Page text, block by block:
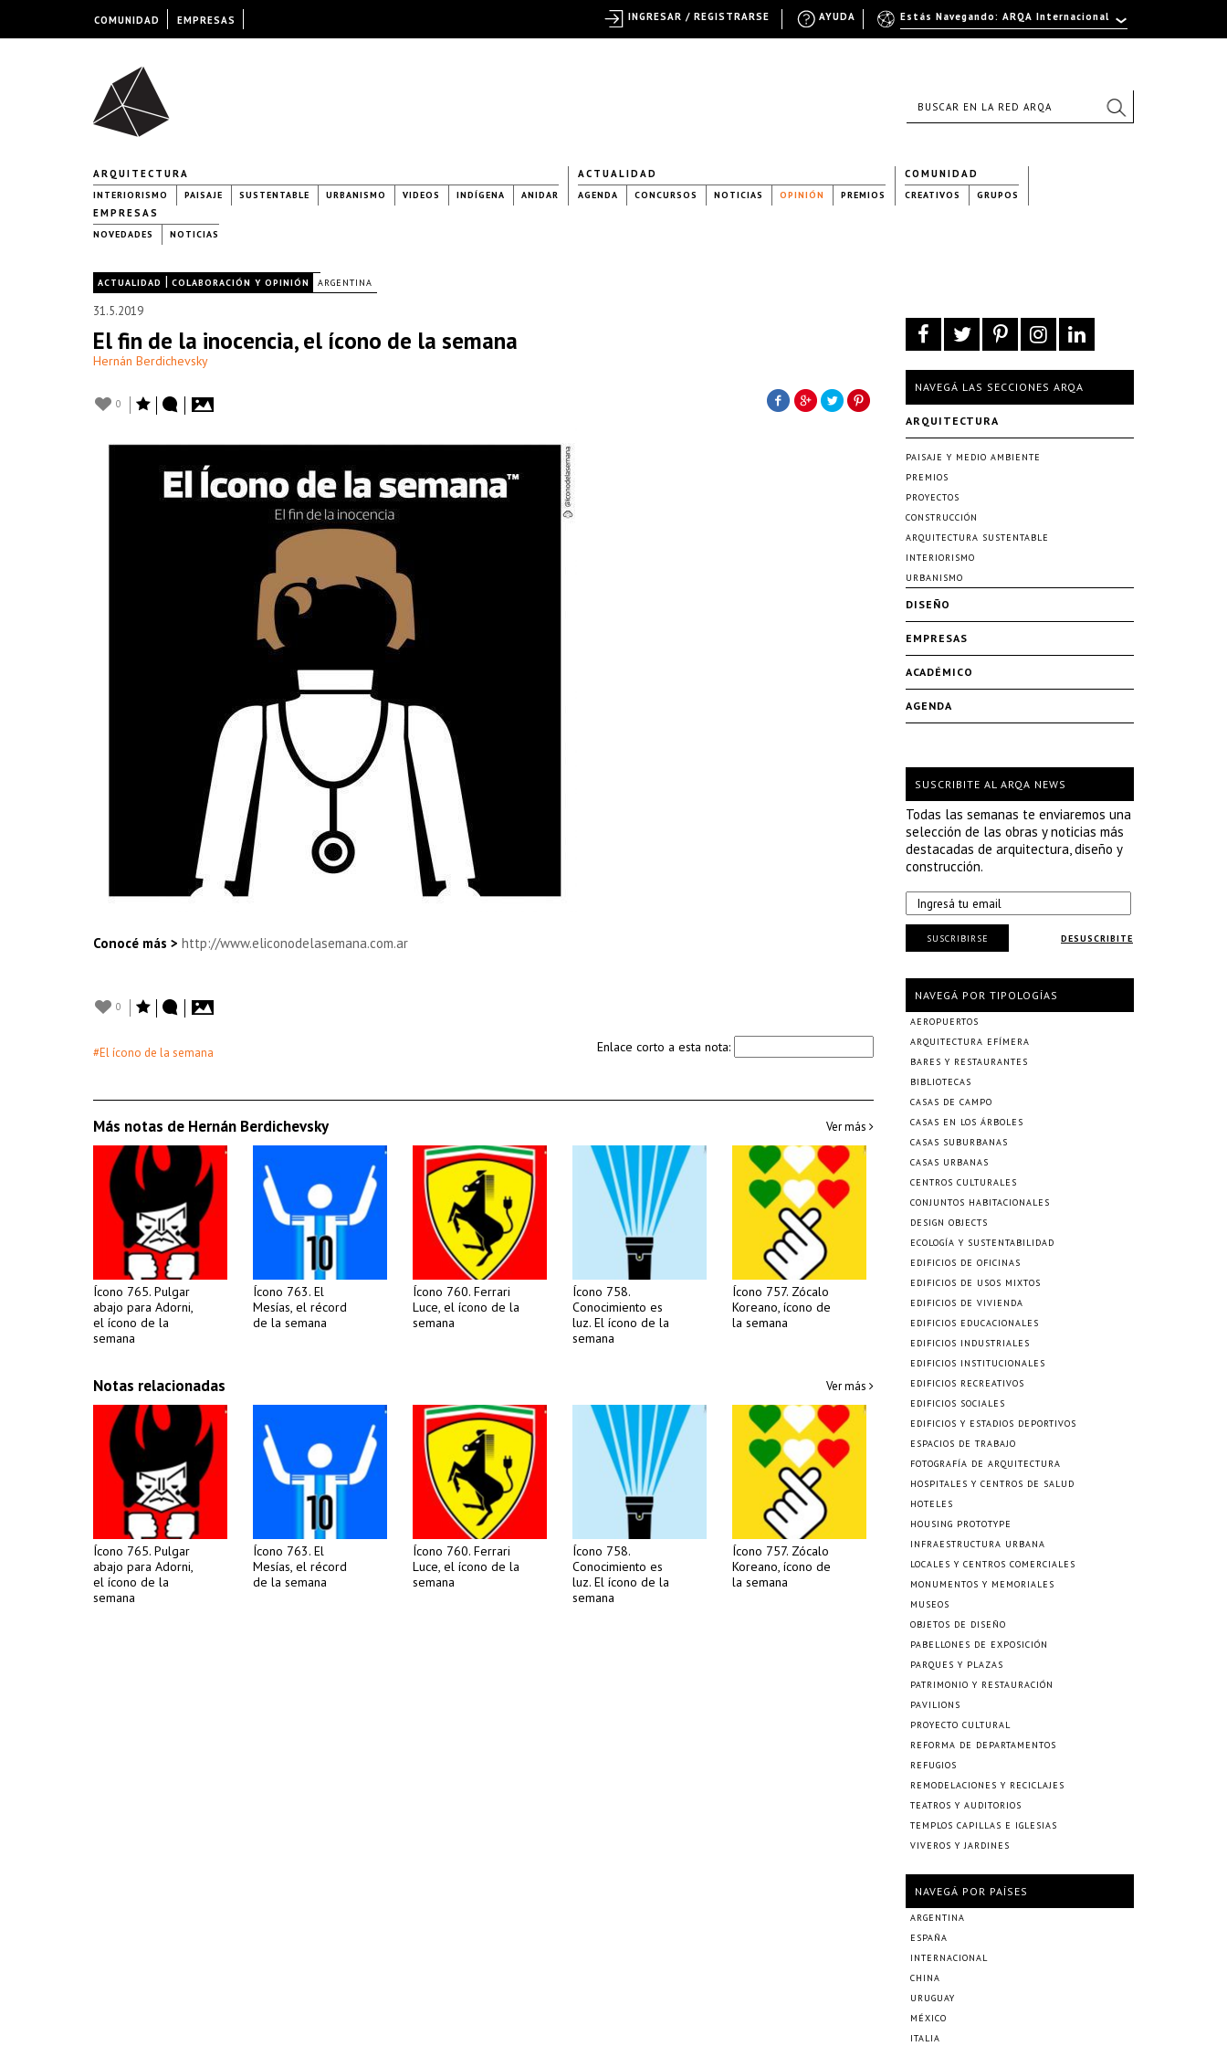
ARQUITECTURA
INTERIORISMO PAISAJE SUSTENTABLE URBANISMO VIDEOS INDÍGENA ANIDAR
ACTUALIDAD
AGENDA CONCURSOS NOTICIAS OPINIÓN PREMIOS
COMUNIDAD
CREATIVOS GRUPOS
EMPRESAS
NOVEDADES NOTICIAS
ACTUALIDAD | COLABORACIÓN Y OPINIÓN ARGENTINA
31.5.2019
El fin de la inocencia, el ícono de la semana
Hernán Berdichevsky
0
Conocé más > http://www.eliconodelasemana.com.ar
0
#El ícono de la semana Enlace corto a esta nota:
Más notas de Hernán Berdichevsky Ver más
Ícono 765. Pulgar
abajo para Adorni,
el ícono de la
semana
Ícono 763. El
Mesías, el récord
de la semana
Ícono 760. Ferrari
Luce, el ícono de la
semana
Ícono 758.
Conocimiento es
luz. El ícono de la
semana
Ícono 757. Zócalo
Koreano, ícono de
la semana
Notas relacionadas Ver más
Ícono 765. Pulgar
abajo para Adorni,
el ícono de la
semana
Ícono 763. El
Mesías, el récord
de la semana
Ícono 760. Ferrari
Luce, el ícono de la
semana
Ícono 758.
Conocimiento es
luz. El ícono de la
semana
Ícono 757. Zócalo
Koreano, ícono de
la semana
NAVEGÁ LAS SECCIONES ARQA
ARQUITECTURA
PAISAJE Y MEDIO AMBIENTE
PREMIOS
PROYECTOS
CONSTRUCCIÓN
ARQUITECTURA SUSTENTABLE
INTERIORISMO
URBANISMO
DISEÑO
EMPRESAS
ACADÉMICO
AGENDA
SUSCRIBITE AL ARQA NEWS
Todas las semanas te enviaremos una
selección de las obras y noticias más
destacadas de arquitectura, diseño y
construcción.
DESUSCRIBITE
SUSCRIBIRSE
NAVEGÁ POR TIPOLOGÍAS
AEROPUERTOS
ARQUITECTURA EFÍMERA
BARES Y RESTAURANTES
BIBLIOTECAS
CASAS DE CAMPO
CASAS EN LOS ÁRBOLES
CASAS SUBURBANAS
CASAS URBANAS
CENTROS CULTURALES
CONJUNTOS HABITACIONALES
DESIGN OBJECTS
ECOLOGÍA Y SUSTENTABILIDAD
EDIFICIOS DE OFICINAS
EDIFICIOS DE USOS MIXTOS
EDIFICIOS DE VIVIENDA
EDIFICIOS EDUCACIONALES
EDIFICIOS INDUSTRIALES
EDIFICIOS INSTITUCIONALES
EDIFICIOS RECREATIVOS
EDIFICIOS SOCIALES
EDIFICIOS Y ESTADIOS DEPORTIVOS
ESPACIOS DE TRABAJO
FOTOGRAFÍA DE ARQUITECTURA
HOSPITALES Y CENTROS DE SALUD
HOTELES
HOUSING PROTOTYPE
INFRAESTRUCTURA URBANA
LOCALES Y CENTROS COMERCIALES
MONUMENTOS Y MEMORIALES
MUSEOS
OBJETOS DE DISEÑO
PABELLONES DE EXPOSICIÓN
PARQUES Y PLAZAS
PATRIMONIO Y RESTAURACIÓN
PAVILIONS
PROYECTO CULTURAL
REFORMA DE DEPARTAMENTOS
REFUGIOS
REMODELACIONES Y RECICLAJES
TEATROS Y AUDITORIOS
TEMPLOS CAPILLAS E IGLESIAS
VIVEROS Y JARDINES
NAVEGÁ POR PAÍSES
ARGENTINA
ESPAÑA
INTERNACIONAL
CHINA
URUGUAY
MÉXICO
ITALIA
COMUNIDAD EMPRESAS Estás Navegando: ARQA Internacional
AYUDA
INGRESAR / REGISTRARSE